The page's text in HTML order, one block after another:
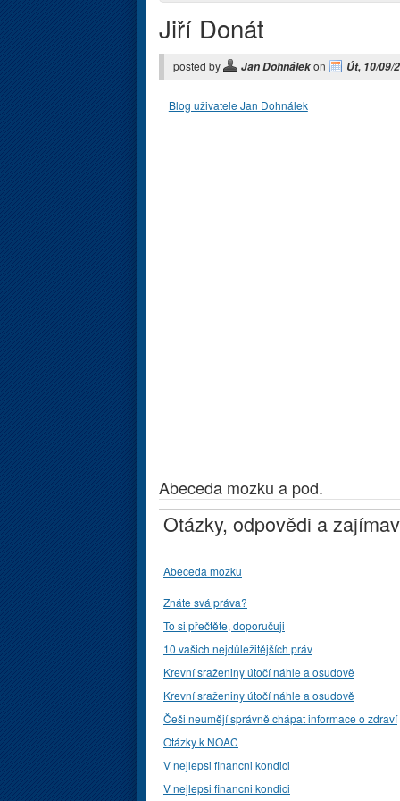
Jiří Donát
posted by Jan Dohnálekon Út, 10/09/
Blog uživatele Jan Dohnálek
Abeceda mozku a pod.
Otázky, odpovědi a
Abeceda mozku
Znáte svá práva?
To si přečtěte, doporučuji
10 vašich nejdůležitějších práv
Krevní sraženiny útočí náhle a osudově
Krevní sraženiny útočí náhle a osudově
Češi neumějí správně chápat informace o zdraví
Otázky k NOAC
V nejlepsi financni kondici
V nejlepsi financni kondici